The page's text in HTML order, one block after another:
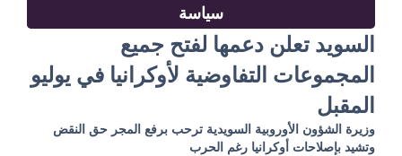
سياسة
السويد تعلن دعمها لفتح جميع
المجموعات التفاوضية لأوكرانيا في يوليو
المقبل
وزيرة الشؤون الأوروبية السويدية ترحب برفع المجر حق النقض
وتشيد بإصلاحات أوكرانيا رغم الحرب